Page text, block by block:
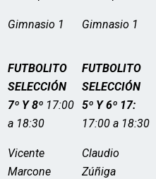
Gimnasio 1 Gimnasio 1
FUTBOLITO
SELECCIÓN
7º Y 8º 17:00
a 18:30
Vicente
Marcone
FUTBOLITO
SELECCIÓN
5º Y 6º 17:
17:00 a 18:30
Claudio
Zúñiga